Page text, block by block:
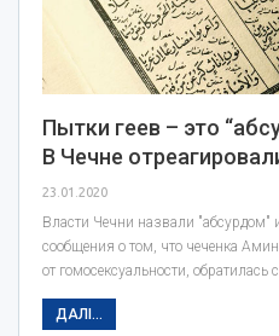
Пытки геев – это
В Чечне
23.01.2020
Власти Чечни назвали "абсурдом"
сообщения о том, что чеченка
от гомосексуальности,
ДАЛІ...